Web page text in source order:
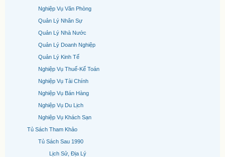
Nghiệp Vụ Văn Phòng
Quản Lý Nhân Sự
Quản Lý Nhà Nước
Quản Lý Doanh Nghiệp
Quản Lý Kinh Tế
Nghiệp Vụ Thuế-Kế Toán
Nghiệp Vụ Tài Chính
Nghiệp Vụ Bán Hàng
Nghiệp Vụ Du Lịch
Nghiệp Vụ Khách Sạn
Tủ Sách Tham Khảo
Tủ Sách Sau 1990
Lịch Sử, Địa Lý